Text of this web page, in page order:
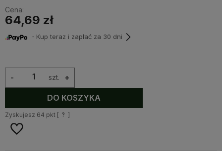
Cena:
64,69 zł
・Kup teraz i zapłać za 30 dni
szt. +
-
DO KOSZYKA
Zyskujesz 64 pkt [ ? ]